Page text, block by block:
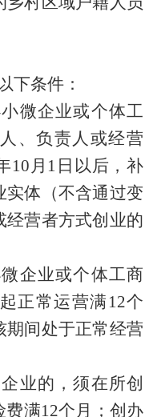
下条件：
微企业或个体工
、负责人或经营
10月1日以后，补
实体（不含通过变
经营者方式创业的
企业或个体工商
正常运营满 12个
期间处于正常经营
业的，须在所创
费满12个月；创办